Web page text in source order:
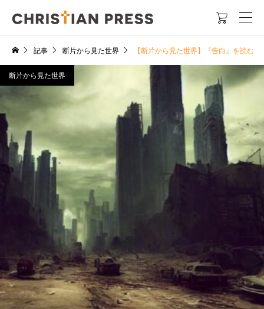

記事 断片から見た世界 【断片から見た世界】『告白』を読む
断片から見た世界